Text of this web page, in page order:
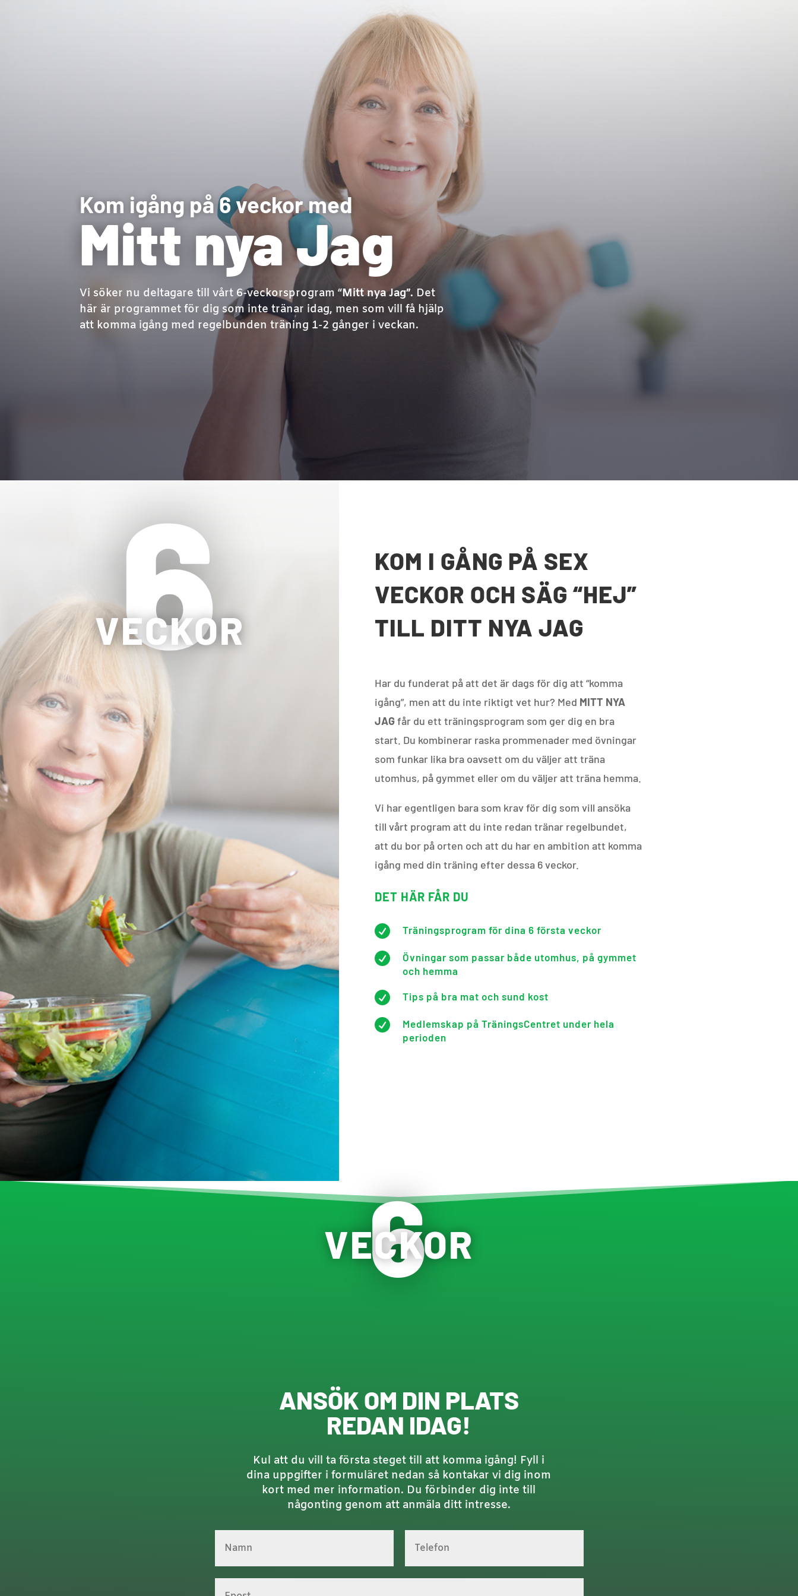
Kom igång på 6 veckor med
Mitt nya Jag
Vi söker nu deltagare till vårt 6-veckorsprogram “Mitt nya Jag”. Det
här är programmet för dig som inte tränar idag, men som vill få hjälp
att komma igång med regelbunden träning 1-2 gånger i veckan.
6
VECKOR
KOM I GÅNG PÅ SEX
VECKOR OCH SÄG “HEJ”
TILL DITT NYA JAG
Har du funderat på att det är dags för dig att “komma
igång”, men att du inte riktigt vet hur? Med MITT NYA
JAGfår du ett träningsprogram som ger dig en bra
start. Du kombinerar raska prommenader med övningar
som funkar lika bra oavsett om du väljer att träna
utomhus, på gymmet eller om du väljer att träna hemma.
Vi har egentligen bara som krav för dig som vill ansöka
till vårt program att du inte redan tränar regelbundet,
att du bor på orten och att du har en ambition att komma
igång med din träning efter dessa 6 veckor.
DET HÄR FÅR DU
 Träningsprogram för dina 6 första veckor

Övningar som passar både utomhus, på gymmet
och hemma
 Tips på bra mat och sund kost

Medlemskap på TräningsCentret under hela
perioden
6
VECKOR
ANSÖK OM DIN PLATS
REDAN IDAG!
Kul att du vill ta första steget till att komma igång! Fyll i
dina uppgifter i formuläret nedan så kontakar vi dig inom
kort med mer information. Du förbinder dig inte till
någonting genom att anmäla ditt intresse.